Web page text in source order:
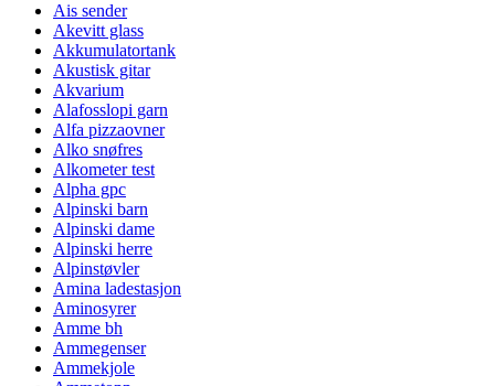
Ais sender
Akevitt glass
Akkumulatortank
Akustisk gitar
Akvarium
Alafosslopi garn
Alfa pizzaovner
Alko snøfres
Alkometer test
Alpha gpc
Alpinski barn
Alpinski dame
Alpinski herre
Alpinstøvler
Amina ladestasjon
Aminosyrer
Amme bh
Ammegenser
Ammekjole